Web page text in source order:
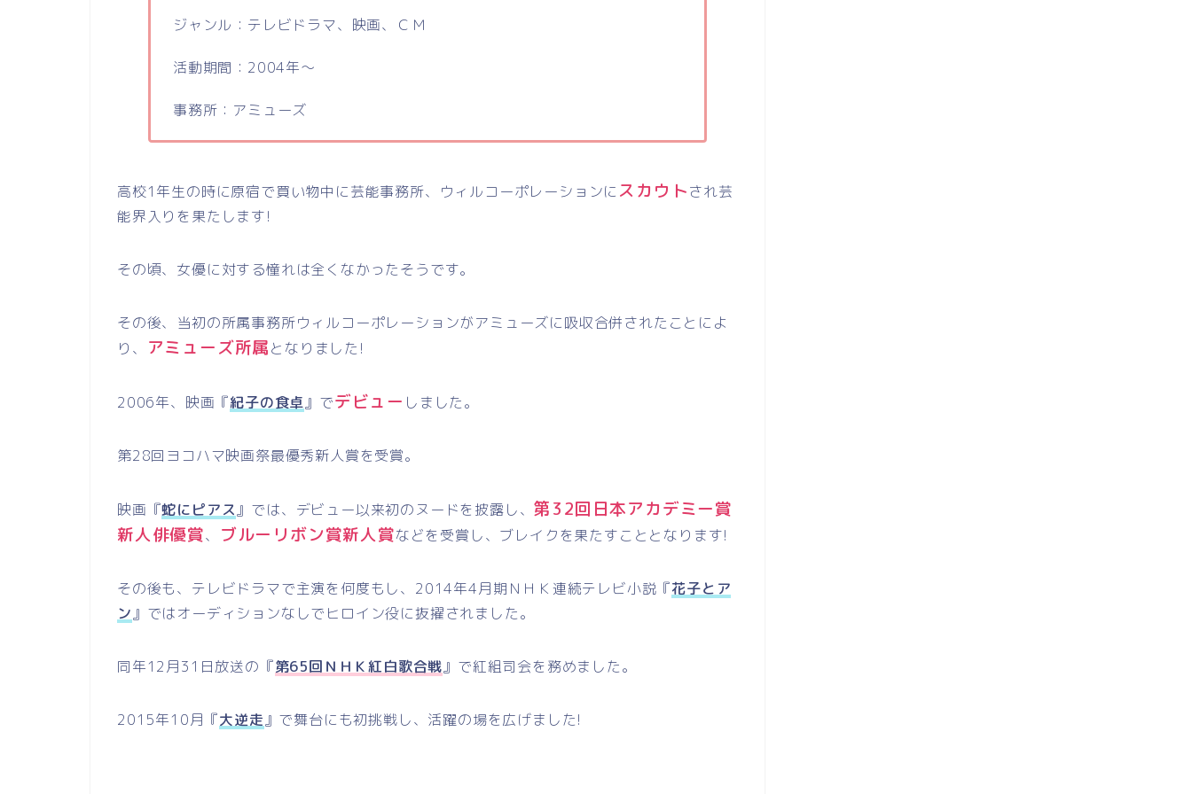
ジャンル：テレビドラマ、映画、ＣＭ
活動期間：2004年～
事務所：アミューズ
高校1年生の時に原宿で買い物中に芸能事務所、ウィルコーポレーションに スカウトされ芸
能界入りを果たします!
その頃、女優に対する憧れは全くなかったそうです。
その後、当初の所属事務所ウィルコーポレーションがアミューズに吸収合併されたことによ
り、
アミューズ所属となりました!
2006年、映画『紀子の食卓』でデビュー しました。
第28回ヨコハマ映画祭最優秀新人賞を受賞。
映画『蛇にピアス』では、デビュー以来初のヌードを披露し、第32回日本アカデミー賞
新人俳優賞、 ブルーリボン賞新人賞などを受賞し、ブレイクを果たすこととなります!
その後も、テレビドラマで主演を何度もし、2014年4月期ＮＨＫ連続テレビ小説『花子とア
ン』ではオーディションなしでヒロイン役に抜擢されました。
同年12月31日放送の『第65回ＮＨＫ紅白歌合戦』で紅組司会を務めました。
2015年10月『大逆走』で舞台にも初挑戦し、活躍の場を広げました!